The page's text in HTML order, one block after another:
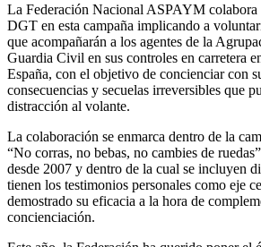
La Federación Nacional ASPAYM colabora
DGT en esta campaña implicando a
que acompañarán a los agentes de la
Guardia Civil en sus controles en carretera
España, con el objetivo de concienciar con
consecuencias y secuelas irreversibles que
distracción al volante.
La colaboración se enmarca dentro de la
“No corras, no bebas, no cambies de
desde 2007 y dentro de la cual se incluyen
tienen los testimonios personales como eje
demostrado su eficacia a la hora de
concienciación.